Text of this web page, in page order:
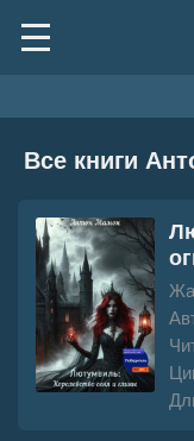
Все книги